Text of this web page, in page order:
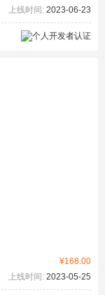
上线时间: 2023-06-23
¥168.00
上线时间: 2023-05-25